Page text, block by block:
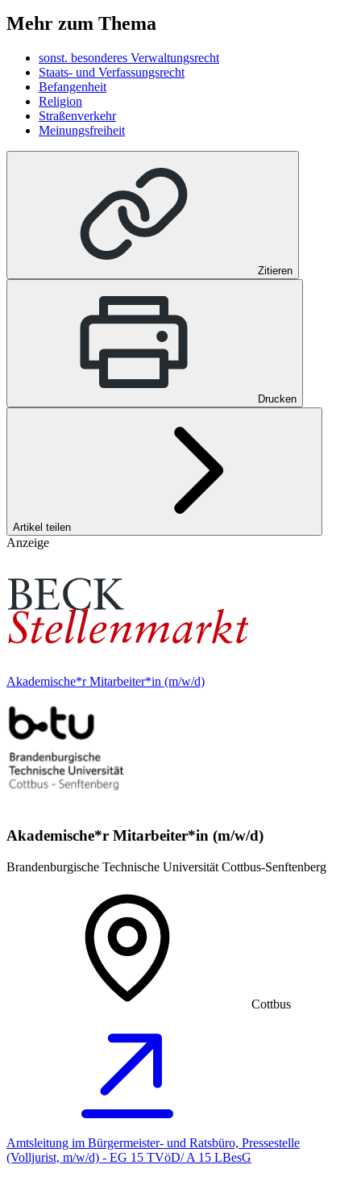
Mehr zum Thema
sonst. besonderes Verwaltungsrecht
Staats- und Verfassungsrecht
Befangenheit
Religion
Straßenverkehr
Meinungsfreiheit
Zitieren
Drucken
Artikel teilen
Anzeige
Akademische*r Mitarbeiter*in (m/w/d)
Akademische*r Mitarbeiter*in (m/w/d)
Brandenburgische Technische Universität Cottbus-Senftenberg
Cottbus
Amtsleitung im Bürgermeister- und Ratsbüro, Pressestelle
(Volljurist, m/w/d) - EG 15 TVöD/ A 15 LBesG